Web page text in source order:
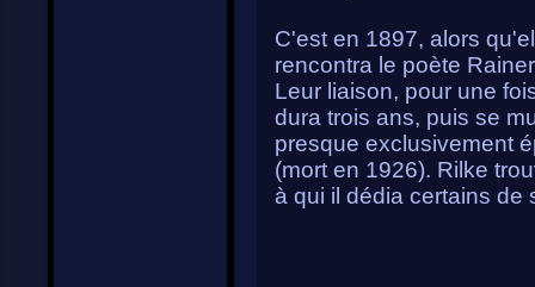
C'est en 1897, alors
rencontra le poète
Leur liaison, pour une
dura trois ans, puis se
presque exclusivement
(mort en 1926). Rilke
à qui il dédia certains de